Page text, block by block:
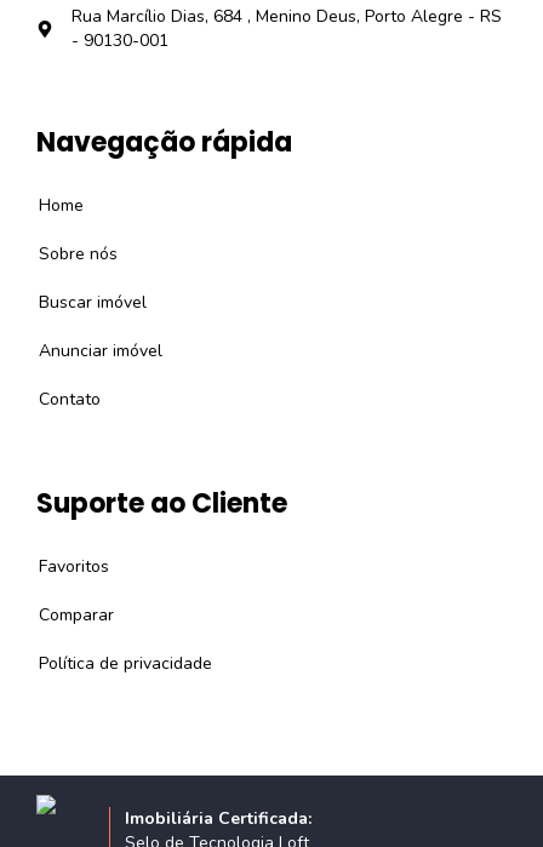
Rua Marcílio Dias, 684 , Menino Deus, Porto Alegre - RS
- 90130-001
Navegação rápida
Home
Sobre nós
Buscar imóvel
Anunciar imóvel
Contato
Suporte ao Cliente
Favoritos
Comparar
Política de privacidade
Imobiliária Certificada: